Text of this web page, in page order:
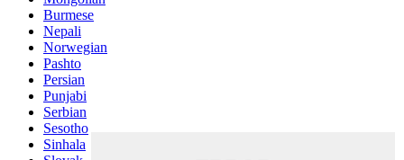
Burmese
Nepali
Norwegian
Pashto
Persian
Punjabi
Serbian
Sesotho
Sinhala